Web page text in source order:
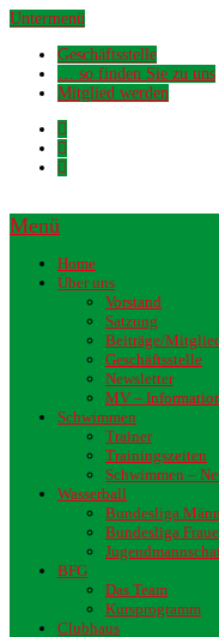
Untermenü
Geschäftsstelle
… so finden Sie zu uns
Mitglied werden
Menü
Home
Über uns
Vorstand
Satzung
Beiträge/
Geschäftsstelle
Newsletter
MV –
Schwimmen
Trainer
Trainingszeiten
Schwimmen –
Wasserball
Bundesliga
Bundesliga
BFG
Das Team
Kursprogramm
Clubhaus